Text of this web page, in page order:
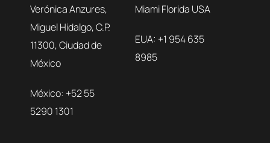
Verónica Anzures,
Miguel Hidalgo, C.P.
11300, Ciudad de
México
México: +52 55
5290 1301
Miami Florida USA
EUA: +1 954 635
8985